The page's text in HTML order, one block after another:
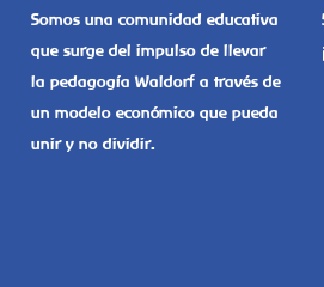
Somos una comunidad educativa
que surge del impulso de llevar
la pedagogía Waldorf a través de
un modelo económico que pueda
unir y no dividir.